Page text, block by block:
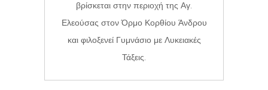
βρίσκεται στην περιοχή της Αγ.
Ελεούσας στον Όρμο Κορθίου Άνδρου
και φιλοξενεί Γυμνάσιο με Λυκειακές
Τάξεις.